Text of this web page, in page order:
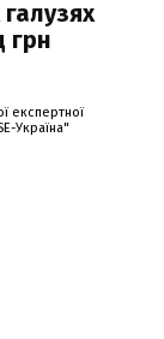
грн
експертної
Україна"